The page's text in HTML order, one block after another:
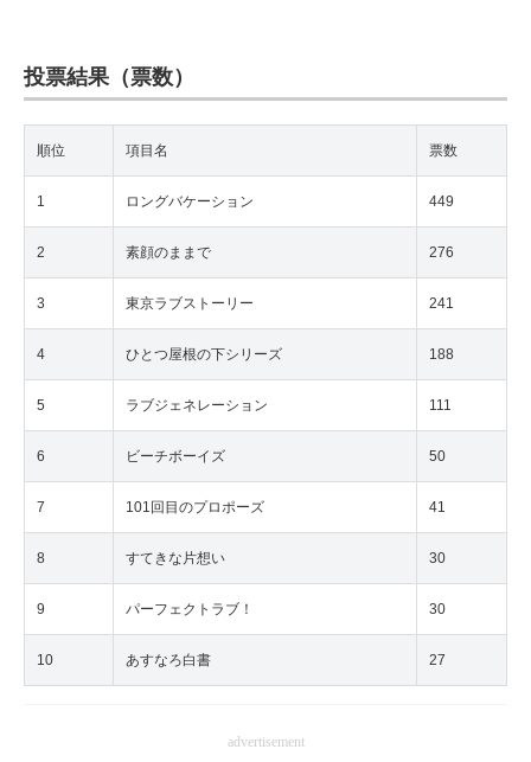
エネルギーの専門メディア
建設×テクノロジーの最前線
ちょっと気になるネットの話題
投票結果（票数）
順位 項目名 票数
1 ロングバケーション 449
2 素顔のままで 276
3 東京ラブストーリー 241
4 ひとつ屋根の下シリーズ 188
5 ラブジェネレーション 111
6 ビーチボーイズ 50
7 101回目のプロポーズ 41
8 すてきな片想い 30
9 パーフェクトラブ！ 30
10 あすなろ白書 27
advertisement